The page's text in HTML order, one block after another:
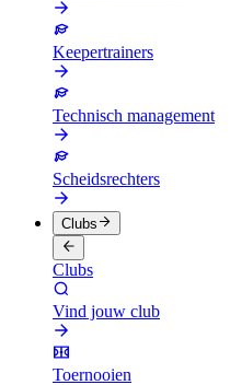
Keepertrainers
Technisch management
Scheidsrechters
Clubs
Clubs
Vind jouw club
Toernooien